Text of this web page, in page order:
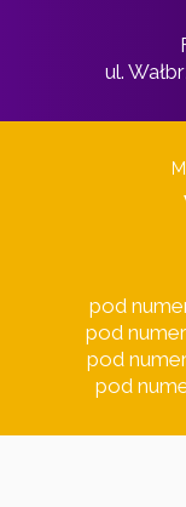
ul.
pod
pod numer
pod
pod